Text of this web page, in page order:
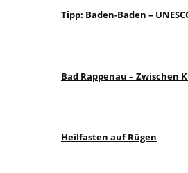
Tipp: Baden-Baden –
Bad Rappenau – Zwischen
Heilfasten auf Rügen